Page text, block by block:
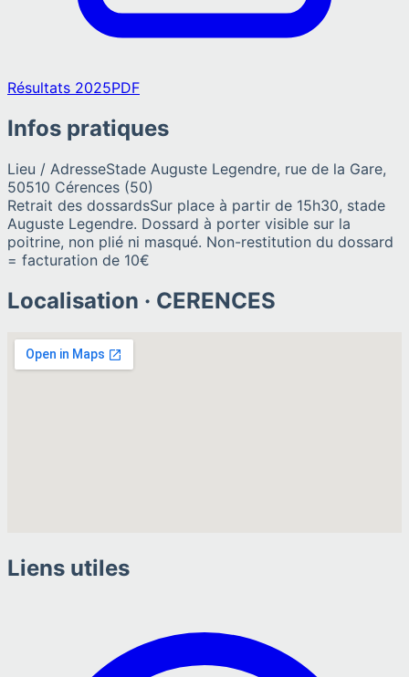
Résultats 2025PDF
Infos pratiques
Lieu / AdresseStade Auguste Legendre, rue de la Gare,
50510 Cérences (50)
Retrait des dossardsSur place à partir de 15h30, stade
Auguste Legendre. Dossard à porter visible sur la
poitrine, non plié ni masqué. Non-restitution du dossard
= facturation de 10€
Localisation · CERENCES
Liens utiles